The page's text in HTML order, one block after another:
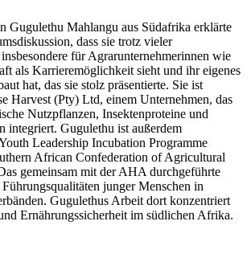
Gugulethu Mahlangu aus Südafrika erklärte
dass sie trotz vieler
für Agrarunternehmerinnen wie
als Karrieremöglichkeit sieht und ihr eigenes
hat, das sie stolz präsentierte. Sie ist
Harvest (Pty) Ltd, einem Unternehmen, das
Nutzpflanzen, Insektenproteine und
integriert. Gugulethu ist außerdem
Leadership Incubation Programme
African Confederation of Agricultural
gemeinsam mit der AHA durchgeführte
junger Menschen in
Gugulethus Arbeit dort konzentriert
Ernährungssicherheit im südlichen Afrika.